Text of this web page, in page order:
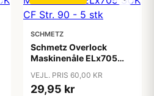
SCHMETZ
Schmetz Overlock
Maskinenåle ELx705
VEJL. PRIS 60,00 KR
29,95 kr